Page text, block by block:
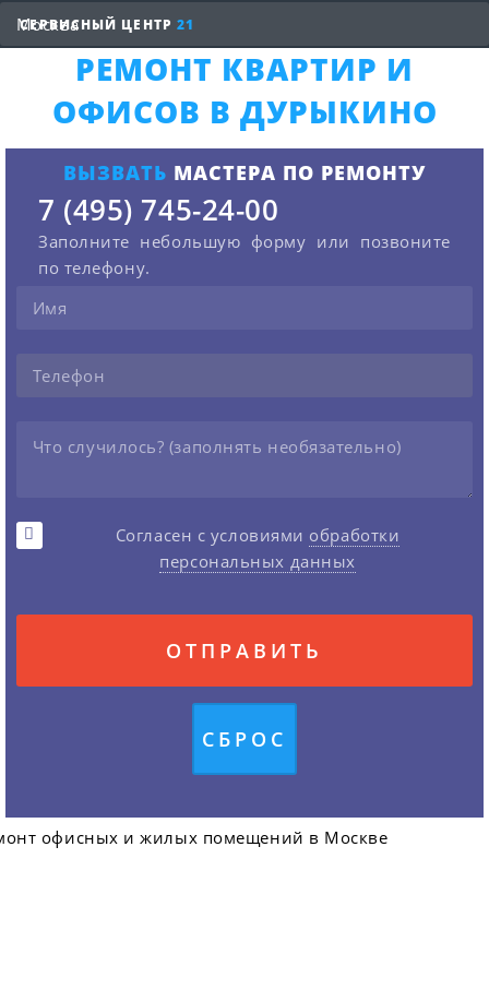
СЕРВИСНЫЙ ЦЕНТР 21
РЕМОНТ КВАРТИР И
ОФИСОВ В ДУРЫКИНО
ВЫЗВАТЬ МАСТЕРА ПО РЕМОНТУ
7 (495) 745-24-00
Заполните небольшую форму или позвоните
по телефону.
Согласен с условиями обработки
персональных данных